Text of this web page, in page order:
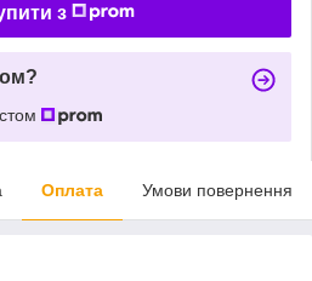
з
Оплата Умови повернення